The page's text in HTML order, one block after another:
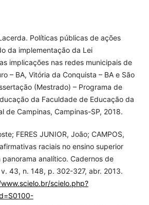
Políticas públicas de ações
da implementação da Lei
implicações nas redes municipais de
– BA, Vitória da Conquista – BA e São
(Mestrado) – Programa de
da Faculdade de Educação da
de Campinas, Campinas-SP, 2018.
FERES JUNIOR, João; CAMPOS,
raciais no ensino superior
analítico. Cadernos de
v. 43, n. 148, p. 302-327, abr. 2013.
scielo.php?